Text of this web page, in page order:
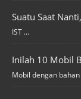
Suatu Saat
IST ...
Inilah 10 Mobil
Mobil dengan